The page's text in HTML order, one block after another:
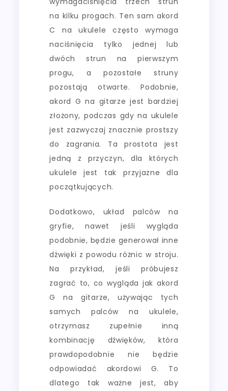
na kilku progach. Ten sam akord
C na ukulele często wymaga
naciśnięcia tylko jednej lub
dwóch strun na pierwszym
progu, a pozostałe struny
pozostają otwarte. Podobnie,
akord G na gitarze jest bardziej
złożony, podczas gdy na ukulele
jest zazwyczaj znacznie prostszy
do zagrania. Ta prostota jest
jedną z przyczyn, dla których
ukulele jest tak przyjazne dla
początkujących.
Dodatkowo, układ palców na
gryfie, nawet jeśli wygląda
podobnie, będzie generował inne
dźwięki z powodu różnic w stroju.
Na przykład, jeśli próbujesz
zagrać to, co wygląda jak akord
G na gitarze, używając tych
samych palców na ukulele,
otrzymasz zupełnie inną
kombinację dźwięków, która
prawdopodobnie nie będzie
odpowiadać akordowi G. To
dlatego tak ważne jest, aby